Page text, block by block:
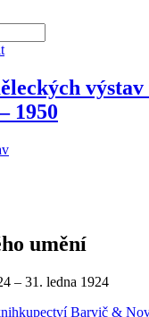
výstav
1950
umění
– 31. ledna 1924
Barvič &